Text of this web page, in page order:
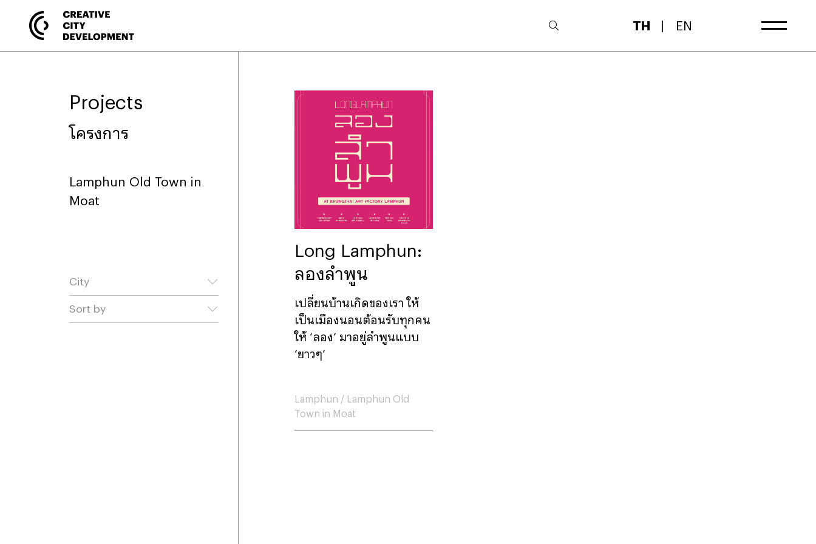
TH | EN
Projects
โครงการ
Lamphun Old Town in
Moat
City
Sort by
Long Lamphun:
ลองลำพูน
เปลี่ยนบ้านเกิดของเรา ให้
เป็นเมืองนอนต้อนรับทุกคน
ให้ ‘ลอง’ มาอยู่ลำพูนแบบ
‘ยาวๆ’
Lamphun / Lamphun Old
Town in Moat